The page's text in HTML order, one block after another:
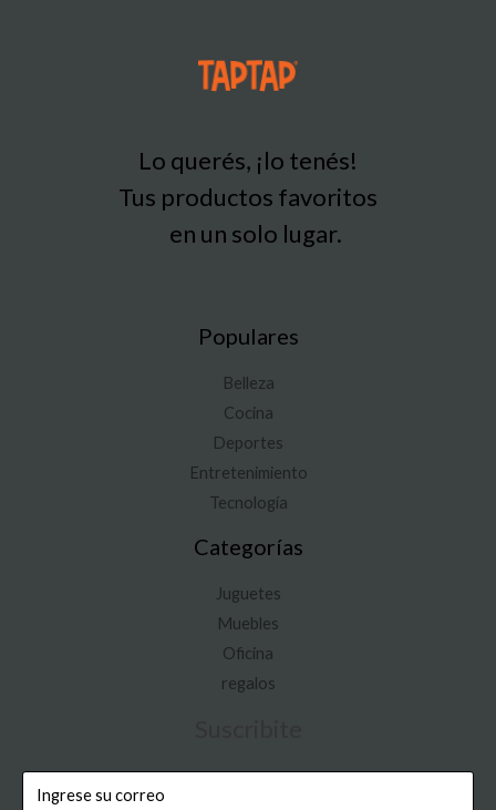
Lo querés, ¡lo tenés!
Tus productos favoritos
en un solo lugar.
Populares
Belleza
Cocina
Deportes
Entretenimiento
Tecnología
Categorías
Juguetes
Muebles
Oficina
regalos